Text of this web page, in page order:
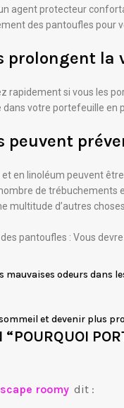
agent protecteur
des pantoufles pour
prolongent la
rapidement si vous les
dans votre portefeuille en
peuvent
et en linoléum peuvent
de trébuchements
multitude d’autres
des pantoufles : Vous
mauvaises odeurs dans
et devenir plus
“POURQUOI
roomy dit :